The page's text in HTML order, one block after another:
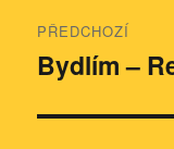
pro
PŘEDCHOZÍ
Předchozí
Bydlím –